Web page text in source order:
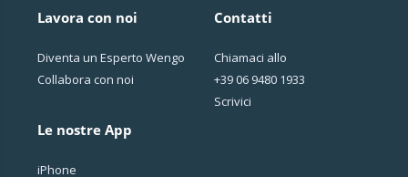
Lavora con noi
Diventa un Esperto Wengo
Collabora con noi
Le nostre App
iPhone
Contatti
Chiamaci allo
+39 06 9480 1933
Scrivici